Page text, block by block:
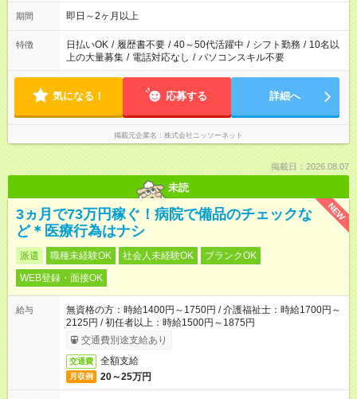
期間 即日～2ヶ月以上
特徴 日払いOK / 履歴書不要 / 40～50代活躍中 / シフト勤務 / 10名以
上の大量募集 / 電話対応なし / パソコンスキル不要
気になる！ 応募する 詳細へ
掲載元企業名 株式会社ニッソーネット
掲載日：2026.08.07
未読
NEW
3ヵ月で73万円稼ぐ！病院で備品のチェックな
ど＊医療行為はナシ
派遣 職種未経験OK 社会人未経験OK
ブランクOK
WEB登録・面接OK
給与
無資格の方：時給1400円～1750円 / 介護福祉士：時給1700円～
2125円 / 初任者以上：時給1500円～1875円
交通費別途支給あり
交通費 全額支給
月収例 20～25万円